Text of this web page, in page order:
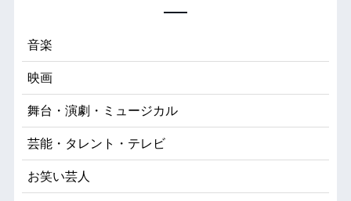
音楽
映画
舞台・演劇・ミュージカル
芸能・タレント・テレビ
お笑い芸人